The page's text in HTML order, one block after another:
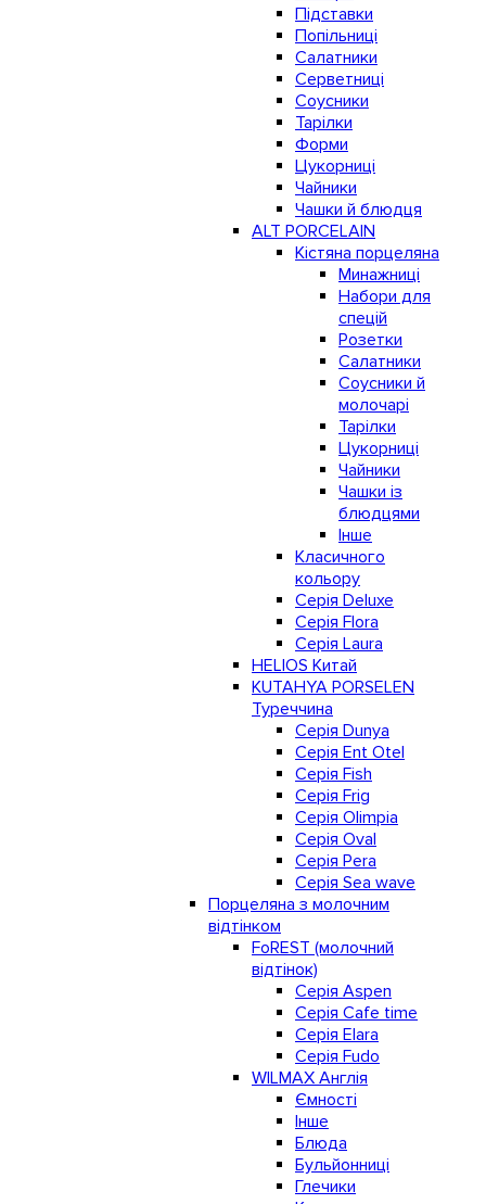
Підставки
Попільниці
Салатники
Серветниці
Соусники
Тарілки
Форми
Цукорниці
Чайники
Чашки й блюдця
ALT PORCELAIN
Кістяна порцеляна
Минажниці
Набори для
спецій
Розетки
Салатники
Соусники й
молочарі
Тарілки
Цукорниці
Чайники
Чашки із
блюдцями
Інше
Класичного
кольору
Серія Deluxe
Серія Flora
Серія Laura
HELIOS Китай
KUTAHYA PORSELEN
Туреччина
Серія Dunya
Серія Ent Otel
Серія Fish
Серія Frig
Серія Olimpia
Серія Oval
Серія Pera
Серія Sea wave
Порцеляна з молочним
відтінком
FoREST (молочний
відтінок)
Серія Aspen
Серія Cafe time
Серія Elara
Серія Fudo
WILMAX Англія
Ємності
Інше
Блюда
Бульйонниці
Глечики